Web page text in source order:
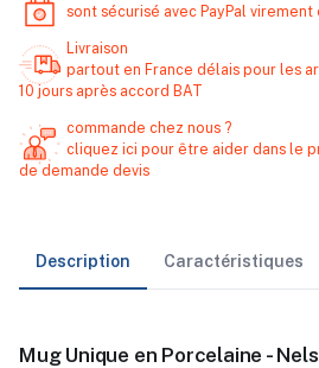
sont sécurisé avec PayPal virement
Livraison
partout en France délais pour les
10 jours après accord BAT
commande chez nous ?
cliquez ici pour être aider dans le
de demande devis
Description Caractéristiques
Mug Unique en Porcelaine -